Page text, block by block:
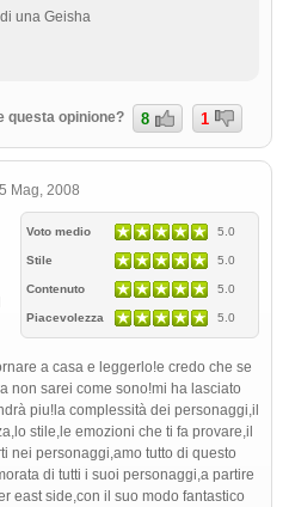
una Geisha
questa opinione? 8 1
Mag, 2008
Voto medio 5.0
Stile 5.0
Contenuto 5.0
Piacevolezza 5.0
a casa e leggerlo!e credo che se
non sarei come sono!mi ha lasciato
piu!la complessità dei personaggi,il
stile,le emozioni che ti fa provare,il
nei personaggi,amo tutto di questo
di tutti i suoi personaggi,a partire
east side,con il suo modo fantastico